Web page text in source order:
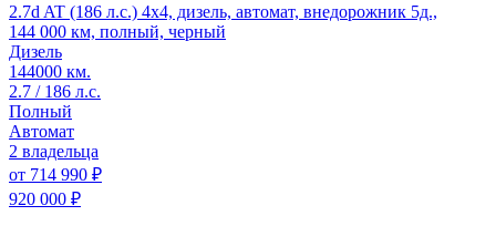
2.7d AT (186 л.с.) 4x4, дизель, автомат, внедорожник 5д.,
144 000 км, полный, черный
Дизель
144000 км.
2.7 / 186 л.с.
Полный
Автомат
2 владельца
от 714 990 ₽
920 000 ₽